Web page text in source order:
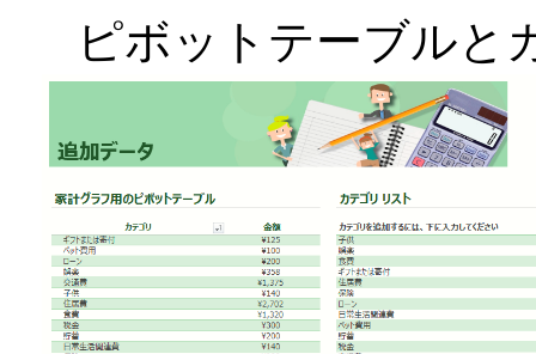
ピボットテーブルと